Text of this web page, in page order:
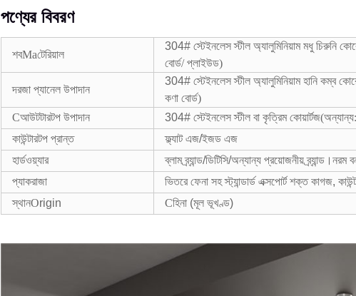
পণ্যের বিবরণ
শবMaটেরিয়াল
304# স্টেইনলেস স্টীল অ্যালুমিনিয়াম মধু চিরুনি
বোর্ড/ প্লাইউড)
দরজা প্যানেল উপাদান
304# স্টেইনলেস স্টীল অ্যালুমিনিয়াম হানি কম্ব
কণা বোর্ড)
Cআউটটারটপ উপাদান 304# স্টেইনলেস স্টীল বা কৃত্রিম কোয়ার্টজ(অন্যান্য:
কাউন্টারটপ প্রান্ত
ফ্ল্যাট এজ/ইজড এজ
হার্ডওয়্যার
ব্লাম ব্র্যান্ড/ডিটিসি/অন্যান্য প্রয়োজনীয় ব্র্যান্ড।নরম
প্যাকরাজা
ভিতরে ফেনা সহ স্ট্যান্ডার্ড এক্সপোর্ট শক্ত কাগজ,
স্থানOrigin Cহিনা (মূল ভূখণ্ড)